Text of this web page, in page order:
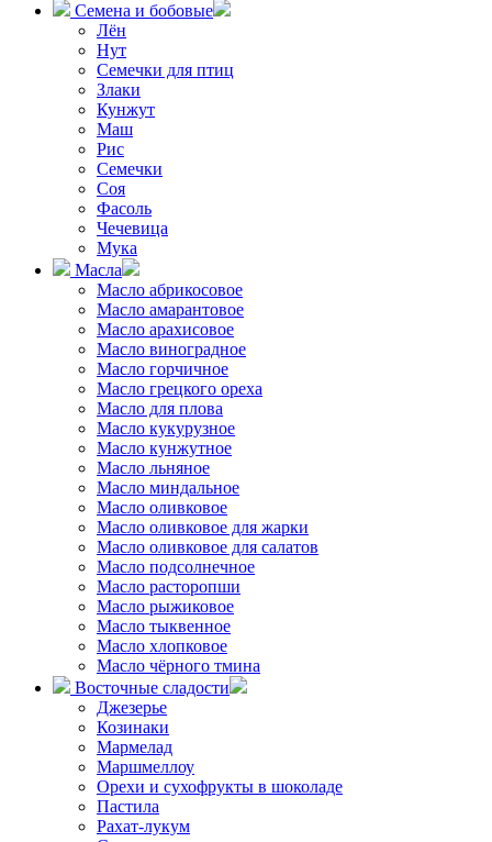
Семена и бобовые
Лён
Нут
Семечки для птиц
Злаки
Кунжут
Маш
Рис
Семечки
Соя
Фасоль
Чечевица
Мука
Масла
Масло абрикосовое
Масло амарантовое
Масло арахисовое
Масло виноградное
Масло горчичное
Масло грецкого ореха
Масло для плова
Масло кукурузное
Масло кунжутное
Масло льняное
Масло миндальное
Масло оливковое
Масло оливковое для жарки
Масло оливковое для салатов
Масло подсолнечное
Масло расторопши
Масло рыжиковое
Масло тыквенное
Масло хлопковое
Масло чёрного тмина
Восточные сладости
Джезерье
Козинаки
Мармелад
Маршмеллоу
Орехи и сухофрукты в шоколаде
Пастила
Рахат-лукум